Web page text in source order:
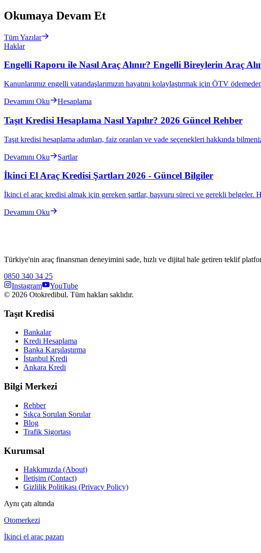
Okumaya Devam Et
Tüm Yazılar
Haklar
Engelli Raporu ile Nasıl Araç Alınır? Engelli Bireylerin Araç
Kanunlarımız engelli vatandaşlarımızın hayatını kolaylaştırmak için ÖTV
Devamını Oku Hesaplama
Taşıt Kredisi Hesaplama Nasıl Yapılır? 2026 Güncel Rehber
Taşıt kredisi hesaplama adımları, faiz oranları ve vade seçenekleri hakkında
Devamını Oku Şartlar
İkinci El Araç Kredisi Şartları 2026 - Güncel Bilgiler
İkinci el araç kredisi almak için gereken şartlar, başvuru süreci ve gerekli belgeler.
Devamını Oku
Türkiye'nin araç finansman deneyimini sade, hızlı ve dijital hale getiren teklif
0850 340 34 25
Instagram
YouTube
© 2026 Otokredibul. Tüm hakları saklıdır.
Taşıt Kredisi
Bankalar
Kredi Hesaplama
Banka Karşılaştırma
İstanbul Kredi
Ankara Kredi
Bilgi Merkezi
Rehber
Sıkça Sorulan Sorular
Blog
Trafik Sigortası
Kurumsal
Hakkımızda (About)
İletişim (Contact)
Gizlilik Politikası (Privacy Policy)
Aynı çatı altında
Otomerkezi
İkinci el araç pazarı